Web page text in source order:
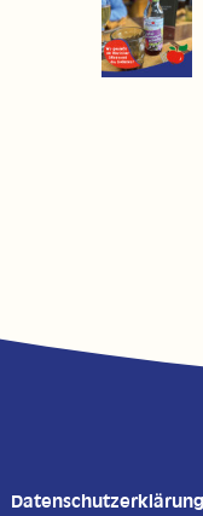
Datenschutzerklärung